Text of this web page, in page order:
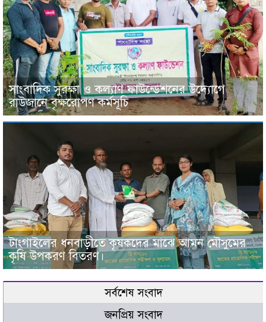
সাংবাদিক সুরক্ষা ও কল্যাণ ফাউন্ডেশনের উদ্যোগে
রাউজানে বৃক্ষরোপণ কর্মসূচি
টাংগাইলের ধনবাড়ীতে কৃষকদের মাঝে আমন মৌসুমের
কৃষি উপকরণ বিতরণ।
সর্বশেষ সংবাদ
জনপ্রিয় সংবাদ